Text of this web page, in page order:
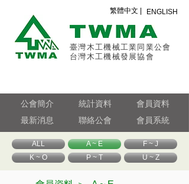
臺灣木工機械工業同業公會
台灣木工機械發展協會
繁體中文 | ENGLISH
公會簡介
最新消息
統計資料
聯絡公會
會員資料
會員系統
ALL A ~ E
F ~ J
K ~ O
P ~ T U ~ Z